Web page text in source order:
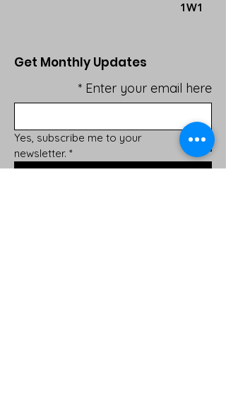
1W1
Get Monthly Updates
Enter your email here
*
Yes, subscribe me to your
newsletter. *